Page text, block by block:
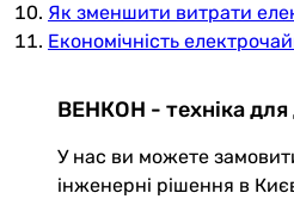
Як зменшити витрати
Економічність
ВЕНКОН - техніка
У нас ви можете
інженерні рішення в